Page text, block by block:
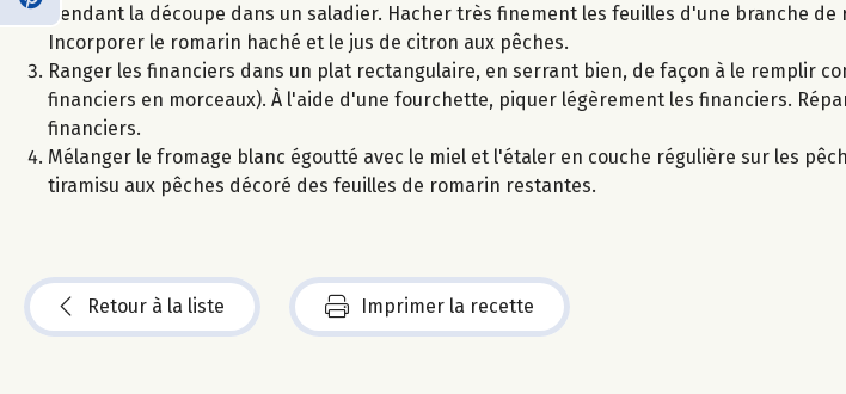
pendant la découpe dans un saladier. Hacher très finement les feuilles d'une branche
Incorporer le romarin haché et le jus de citron aux pêches.
Ranger les financiers dans un plat rectangulaire, en serrant bien, de façon à le remplir
financiers en morceaux). À l'aide d'une fourchette, piquer légèrement les financiers.
financiers.
Mélanger le fromage blanc égoutté avec le miel et l'étaler en couche régulière sur les
tiramisu aux pêches décoré des feuilles de romarin restantes.
Retour à la liste Imprimer la recette